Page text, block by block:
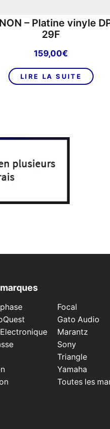
– Platine vinyle
29F
159,00€
LIRE LA SUITE
Focal
Gato Audio
Marantz
Sony
Triangle
Yamaha
Toutes les